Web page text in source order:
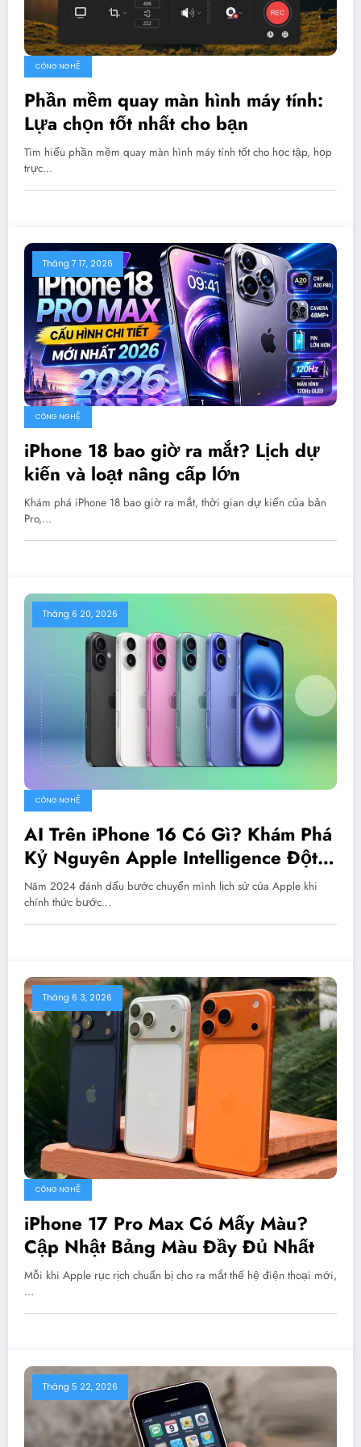
CÔNG NGHỆ
Phần mềm quay màn hình máy tính:
Lựa chọn tốt nhất cho bạn
Tìm hiểu phần mềm quay màn hình máy tính tốt cho học tập, họp
trực…
Tháng 7 17, 2026
CÔNG NGHỆ
iPhone 18 bao giờ ra mắt? Lịch dự
kiến và loạt nâng cấp lớn
Khám phá iPhone 18 bao giờ ra mắt, thời gian dự kiến của bản
Pro,…
Tháng 6 20, 2026
CÔNG NGHỆ
AI Trên iPhone 16 Có Gì? Khám Phá
Kỷ Nguyên Apple Intelligence Đột
Phá
Năm 2024 đánh dấu bước chuyển mình lịch sử của Apple khi
chính thức bước…
Tháng 6 3, 2026
CÔNG NGHỆ
iPhone 17 Pro Max Có Mấy Màu?
Cập Nhật Bảng Màu Đầy Đủ Nhất
Mỗi khi Apple rục rịch chuẩn bị cho ra mắt thế hệ điện thoại mới,
…
Tháng 5 22, 2026